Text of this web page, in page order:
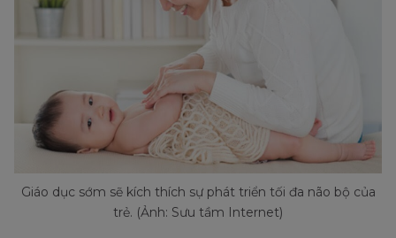
Giáo dục sớm sẽ kích thích sự phát triển tối đa não bộ của
trẻ. (Ảnh: Sưu tầm Internet)